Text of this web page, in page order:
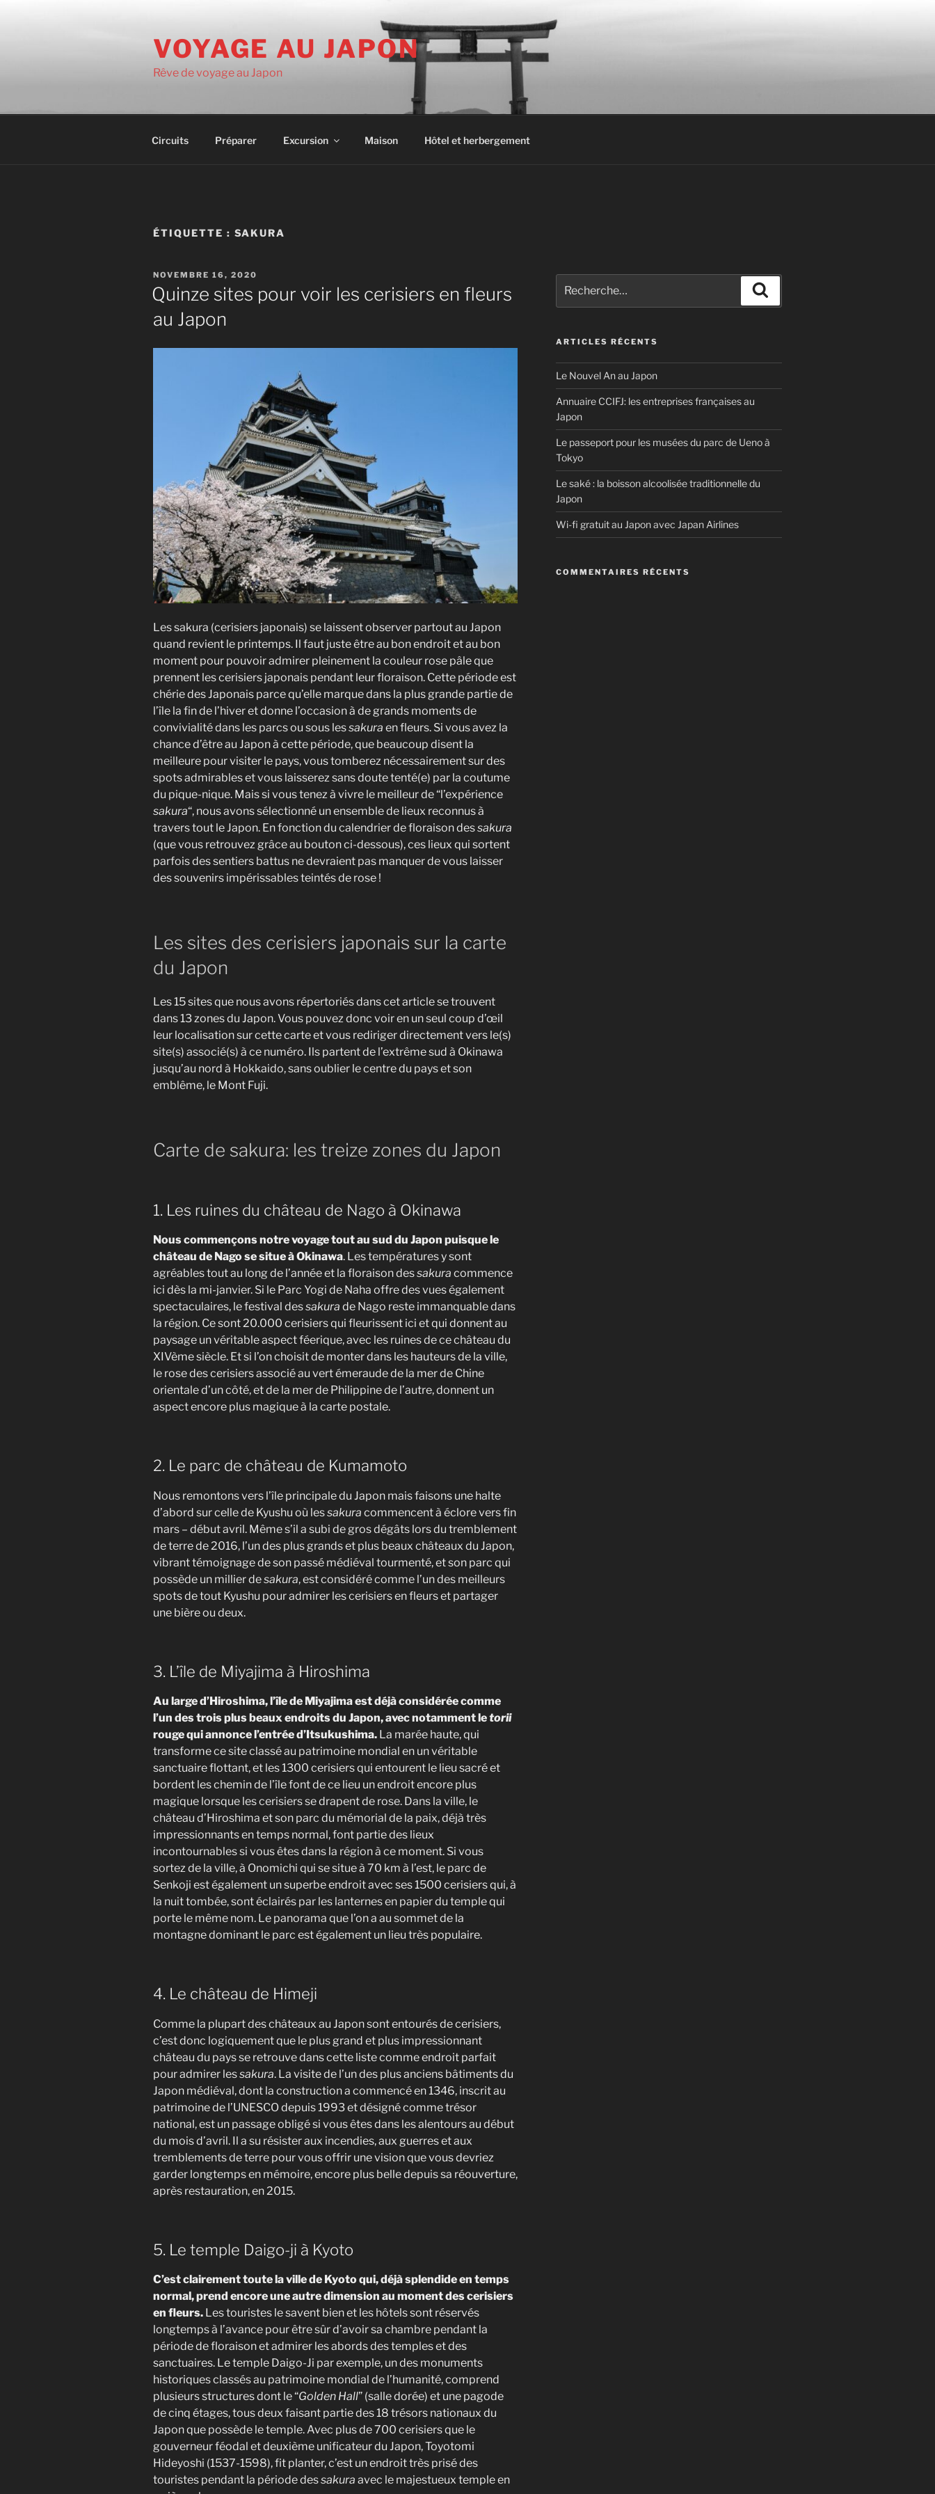
VOYAGE AU JAPON
Rêve de voyage au Japon
Circuits Préparer Excursion Maison Hôtel et herbergement
ÉTIQUETTE : SAKURA
PUBLIÉ
LE
NOVEMBRE 16, 2020
Quinze sites pour voir les cerisiers en fleurs
au Japon
Les sakura (cerisiers japonais) se laissent observer partout au Japon
quand revient le printemps. Il faut juste être au bon endroit et au bon
moment pour pouvoir admirer pleinement la couleur rose pâle que
prennent les cerisiers japonais pendant leur floraison. Cette période est
chérie des Japonais parce qu’elle marque dans la plus grande partie de
l’île la fin de l’hiver et donne l’occasion à de grands moments de
convivialité dans les parcs ou sous lessakura en fleurs. Si vous avez la
chance d’être au Japon à cette période, que beaucoup disent la
meilleure pour visiter le pays, vous tomberez nécessairement sur des
spots admirables et vous laisserez sans doute tenté(e) par la coutume
du pique-nique. Mais si vous tenez à vivre le meilleur de “l’expérience
sakura“, nous avons sélectionné un ensemble de lieux reconnus à
travers tout le Japon. En fonction du calendrier de floraison dessakura
(que vous retrouvez grâce au bouton ci-dessous), ces lieux qui sortent
parfois des sentiers battus ne devraient pas manquer de vous laisser
des souvenirs impérissables teintés de rose !
Les sites des cerisiers japonais sur la carte
du Japon
Les 15 sites que nous avons répertoriés dans cet article se trouvent
dans 13 zones du Japon. Vous pouvez donc voir en un seul coup d’œil
leur localisation sur cette carte et vous rediriger directement vers le(s)
site(s) associé(s) à ce numéro. Ils partent de l’extrême sud à Okinawa
jusqu’au nord à Hokkaido, sans oublier le centre du pays et son
emblême, le Mont Fuji.
Carte de sakura: les treize zones du Japon
1. Les ruines du château de Nago à Okinawa
Nous commençons notre voyage tout au sud du Japon puisque le
château de Nago se situe à Okinawa. Les températures y sont
agréables tout au long de l’année et la floraison dessakura commence
ici dès la mi-janvier. Si le Parc Yogi de Naha offre des vues également
spectaculaires, le festival dessakura de Nago reste immanquable dans
la région. Ce sont 20.000 cerisiers qui fleurissent ici et qui donnent au
paysage un véritable aspect féerique, avec les ruines de ce château du
XIVème siècle. Et si l’on choisit de monter dans les hauteurs de la ville,
le rose des cerisiers associé au vert émeraude de la mer de Chine
orientale d’un côté, et de la mer de Philippine de l’autre, donnent un
aspect encore plus magique à la carte postale.
2. Le parc de château de Kumamoto
Nous remontons vers l’île principale du Japon mais faisons une halte
d’abord sur celle de Kyushu où lessakura commencent à éclore vers fin
mars – début avril. Même s’il a subi de gros dégâts lors du tremblement
de terre de 2016, l’un des plus grands et plus beaux châteaux du Japon,
vibrant témoignage de son passé médiéval tourmenté, et son parc qui
possède un millier desakura, est considéré comme l’un des meilleurs
spots de tout Kyushu pour admirer les cerisiers en fleurs et partager
une bière ou deux.
3. L’île de Miyajima à Hiroshima
Au large d’Hiroshima, l’île de Miyajima est déjà considérée comme
l’un des trois plus beaux endroits du Japon, avec notamment letorii
rouge qui annonce l’entrée d’Itsukushima. La marée haute, qui
transforme ce site classé au patrimoine mondial en un véritable
sanctuaire flottant, et les 1300 cerisiers qui entourent le lieu sacré et
bordent les chemin de l’île font de ce lieu un endroit encore plus
magique lorsque les cerisiers se drapent de rose. Dans la ville, le
château d’Hiroshima et son parc du mémorial de la paix, déjà très
impressionnants en temps normal, font partie des lieux
incontournables si vous êtes dans la région à ce moment. Si vous
sortez de la ville, à Onomichi qui se situe à 70 km à l’est, le parc de
Senkoji est également un superbe endroit avec ses 1500 cerisiers qui, à
la nuit tombée, sont éclairés par les lanternes en papier du temple qui
porte le même nom. Le panorama que l’on a au sommet de la
montagne dominant le parc est également un lieu très populaire.
4. Le château de Himeji
Comme la plupart des châteaux au Japon sont entourés de cerisiers,
c’est donc logiquement que le plus grand et plus impressionnant
château du pays se retrouve dans cette liste comme endroit parfait
pour admirer lessakura. La visite de l’un des plus anciens bâtiments du
Japon médiéval, dont la construction a commencé en 1346, inscrit au
patrimoine de l’UNESCO depuis 1993 et désigné comme trésor
national, est un passage obligé si vous êtes dans les alentours au début
du mois d’avril. Il a su résister aux incendies, aux guerres et aux
tremblements de terre pour vous offrir une vision que vous devriez
garder longtemps en mémoire, encore plus belle depuis sa réouverture,
après restauration, en 2015.
5. Le temple Daigo-ji à Kyoto
C’est clairement toute la ville de Kyoto qui, déjà splendide en temps
normal, prend encore une autre dimension au moment des cerisiers
en fleurs. Les touristes le savent bien et les hôtels sont réservés
longtemps à l’avance pour être sûr d’avoir sa chambre pendant la
période de floraison et admirer les abords des temples et des
sanctuaires. Le temple Daigo-Ji par exemple, un des monuments
historiques classés au patrimoine mondial de l’humanité, comprend
plusieurs structures dont le “Golden Hall” (salle dorée) et une pagode
de cinq étages, tous deux faisant partie des 18 trésors nationaux du
Japon que possède le temple. Avec plus de 700 cerisiers que le
gouverneur féodal et deuxième unificateur du Japon, Toyotomi
Hideyoshi (1537-1598), fit planter, c’est un endroit très prisé des
touristes pendant la période dessakura avec le majestueux temple en
pour
:
ARTICLES RÉCENTS
Le Nouvel An au Japon
Annuaire CCIFJ: les entreprises françaises au
Japon
Le passeport pour les musées du parc de Ueno à
Tokyo
Le saké : la boisson alcoolisée traditionnelle du
Japon
Wi-fi gratuit au Japon avec Japan Airlines
COMMENTAIRES RÉCENTS